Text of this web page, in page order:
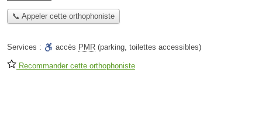
📞 Appeler cette orthophoniste
Services : accès PMR (parking, toilettes accessibles)
Recommander cette orthophoniste